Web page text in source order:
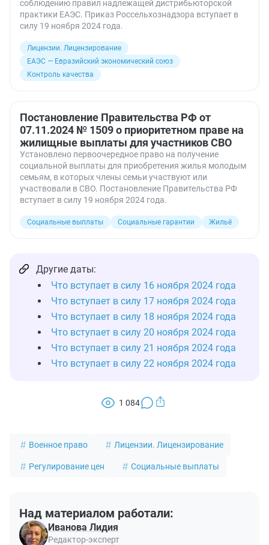
соблюдению правил надлежащей дистрибьюторской
практики ЕАЭС. Приказ Россельхознадзора вступает в
силу 19 ноября 2024 года.
Лицензии. Лицензирование
ЕАЭС — Евразийский экономический союз
Контроль качества
Постановление Правительства РФ от
07.11.2024 № 1509 о приоритетном праве на
жилищные выплаты для участников СВО
Установлено первоочередное право на получение
социальной выплаты для приобретения жилья молодым
семьям, в которых члены семьи участвуют или
участвовали в СВО. Постановление Правительства РФ
вступает в силу 19 ноября 2024 года.
Социальные выплаты Социальные гарантии Жильё
Другие даты:
Что вступает в силу 16 ноября 2024 года
Что вступает в силу 17 ноября 2024 года
Что вступает в силу 18 ноября 2024 года
Что вступает в силу 20 ноября 2024 года
Что вступает в силу 21 ноября 2024 года
Что вступает в силу 22 ноября 2024 года
1 084
Военное право Лицензии. Лицензирование
Регулирование цен Социальные выплаты
Над материалом работали:
Иванова Лидия
Редактор-эксперт